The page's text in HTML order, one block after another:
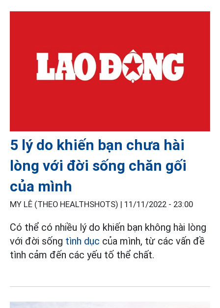
5 lý do khiến bạn chưa hài
lòng với đời sống chăn gối
của mình
MY LÊ (THEO HEALTHSHOTS) | 11/11/2022 - 23:00
Có thể có nhiều lý do khiến bạn không hài lòng
với đời sống tình dục của mình, từ các vấn đề
tình cảm đến các yếu tố thể chất.